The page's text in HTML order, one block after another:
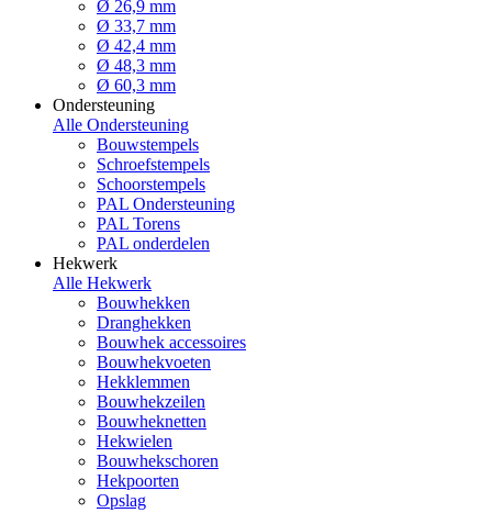
Ø 26,9 mm
Ø 33,7 mm
Ø 42,4 mm
Ø 48,3 mm
Ø 60,3 mm
Ondersteuning
Alle Ondersteuning
Bouwstempels
Schroefstempels
Schoorstempels
PAL Ondersteuning
PAL Torens
PAL onderdelen
Hekwerk
Alle Hekwerk
Bouwhekken
Dranghekken
Bouwhek accessoires
Bouwhekvoeten
Hekklemmen
Bouwhekzeilen
Bouwheknetten
Hekwielen
Bouwhekschoren
Hekpoorten
Opslag